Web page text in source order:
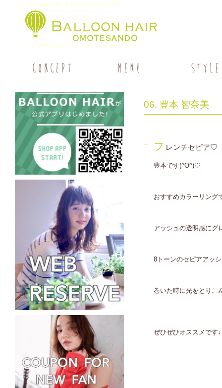
表参道と原宿の間にある美容室BALLOON HAIR
モデルや有名人も通う、口コミでも人気の美容室です
06. 豊本 智奈美
フ レンチセピア♡
豊本です(^O^)♡
おすすめカラーリング
アッシュの透明感に
8トーンのセピアアッ
巻いた時に光をとり
ぜひぜひオススメで